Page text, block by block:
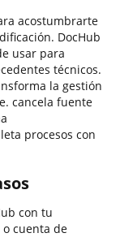
acostumbrarte
DocHub
usar para
técnicos.
la gestión
cancela fuente
procesos con
con tu
cuenta de